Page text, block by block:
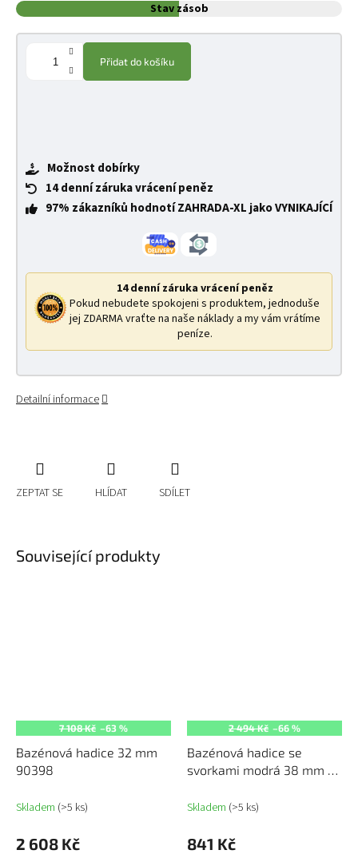
Stav zásob
Přidat do košíku
Možnost dobírky
14 denní záruka vrácení peněz
97% zákazníků hodnotí ZAHRADA-XL jako VYNIKAJÍCÍ
14 denní záruka vrácení peněz
Pokud nebudete spokojeni s produktem, jednoduše
jej ZDARMA vraťte na naše náklady a my vám vrátíme
peníze.
Detailní informace
ZEPTAT SE HLÍDAT SDÍLET
Související produkty
7 108 Kč –63 %
Bazénová hadice 32 mm
90398
Skladem (>5 ks)
2 608 Kč
2 494 Kč –66 %
Bazénová hadice se
svorkami modrá 38 mm 12
Skladem (>5 ks)
841 Kč